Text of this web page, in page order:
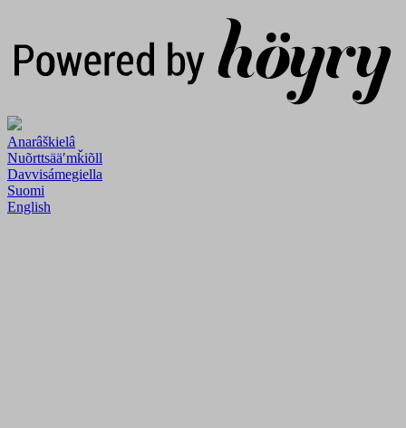
Anarâškielâ
Nuõrttsääʹmǩiõll
Davvisámegiella
Suomi
English